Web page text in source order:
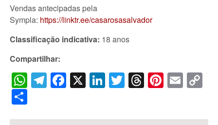
Vendas antecipadas pela
Sympla: https://linktr.ee/casarosasalvador
Classificação indicativa: 18 anos
Compartilhar:
WhatsApp
Telegram
Facebook
X LinkedIn
Twitter
Threads